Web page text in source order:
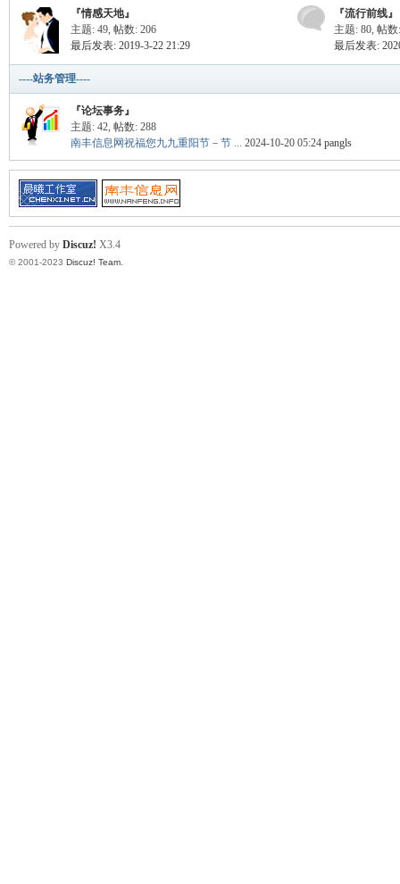
『情感天地』
主题: 49, 帖数: 206
最后发表: 2019-3-22 21:29
『流行前线』
主题: 80, 帖数
最后发表:
----站务管理----
『论坛事务』
主题: 42, 帖数: 288
南丰信息网祝福您九九重阳节－节 ... 2024-10-20 05:24 pangls
Powered by Discuz! X3.4
© 2001-2023 Discuz! Team